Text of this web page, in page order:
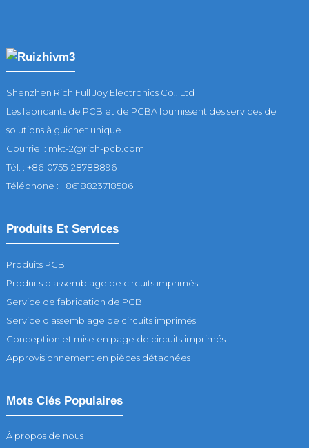
Shenzhen Rich Full Joy Electronics Co., Ltd
Les fabricants de PCB et de PCBA fournissent des services de
solutions à guichet unique
Courriel : mkt-2@rich-pcb.com
Tél. : +86-0755-28788896
Téléphone : +8618823718586
Produits Et Services
Produits PCB
Produits d'assemblage de circuits imprimés
Service de fabrication de PCB
Service d'assemblage de circuits imprimés
Conception et mise en page de circuits imprimés
Approvisionnement en pièces détachées
Mots Clés Populaires
À propos de nous